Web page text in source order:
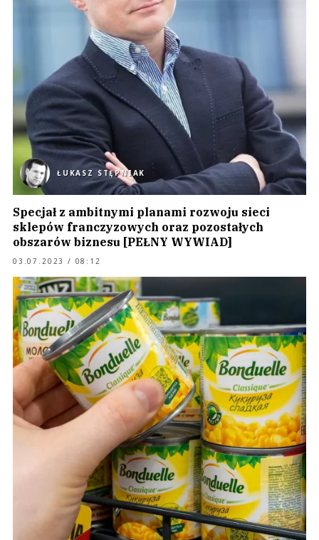
ŁUKASZ STĘPNIAK
Specjał z ambitnymi planami rozwoju sieci
sklepów franczyzowych oraz pozostałych
obszarów biznesu [PEŁNY WYWIAD]
03.07.2023 / 08:12